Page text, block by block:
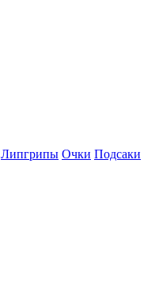
Липгрипы Очки Подсаки